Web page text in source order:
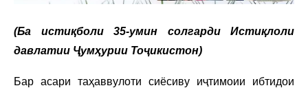
(Ба истиқболи 35-умин солгарди Истиқлоли
давлатии Ҷумҳурии Тоҷикистон)
Бар асари таҳаввулоти сиёсиву иҷтимоии ибтидои